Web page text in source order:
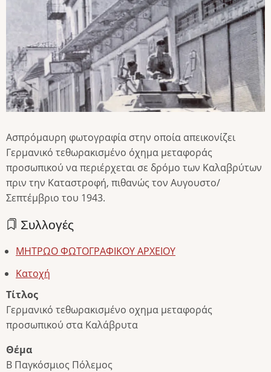
Ασπρόμαυρη φωτογραφία στην οποία απεικονίζει
Γερμανικό τεθωρακισμένο όχημα μεταφοράς
προσωπικού να περιέρχεται σε δρόμο των Καλαβρύτων
πριν την Καταστροφή, πιθανώς τον Αυγουστο/
Σεπτέμβριο του 1943.
Συλλογές
ΜΗΤΡΩΟ ΦΩΤΟΓΡΑΦΙΚΟΥ ΑΡΧΕΙΟΥ
Κατοχή
Τίτλος
Γερμανικό τεθωρακισμένο οχημα μεταφοράς
προσωπικού στα Καλάβρυτα
Θέμα
Β Παγκόσμιος Πόλεμος